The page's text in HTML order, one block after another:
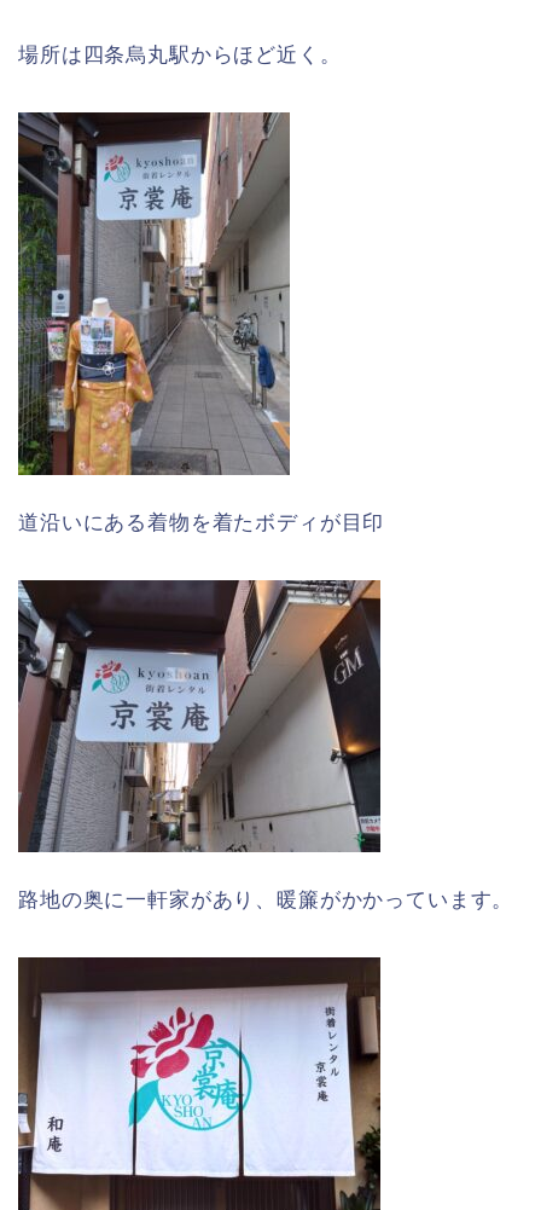
場所は四条烏丸駅からほど近く。
道沿いにある着物を着たボディが目印
路地の奥に一軒家があり、暖簾がかかっています。